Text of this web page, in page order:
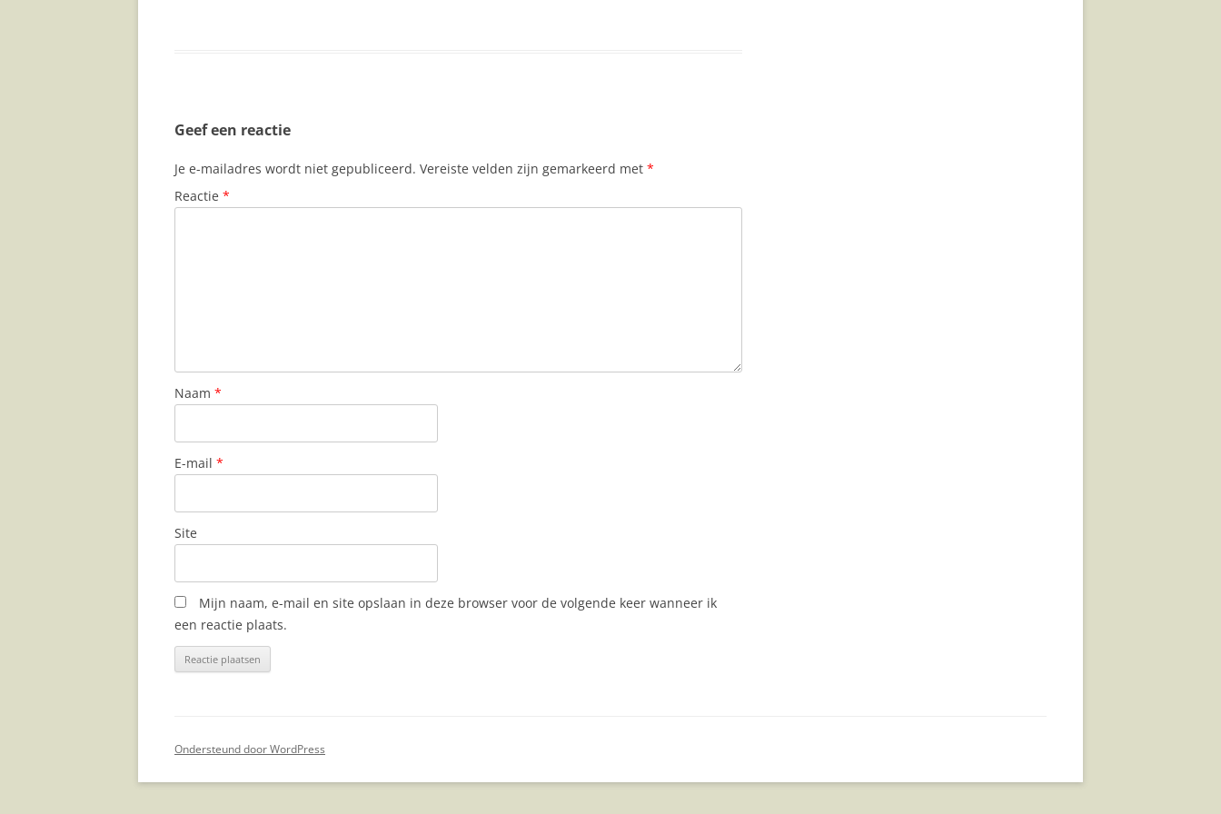
Geef een reactie
Je e-mailadres wordt niet gepubliceerd. Vereiste velden zijn gemarkeerd met *
Reactie *
Naam *
E-mail *
Site
Mijn naam, e-mail en site opslaan in deze browser voor de volgende keer wanneer ik
een reactie plaats.
Ondersteund door WordPress